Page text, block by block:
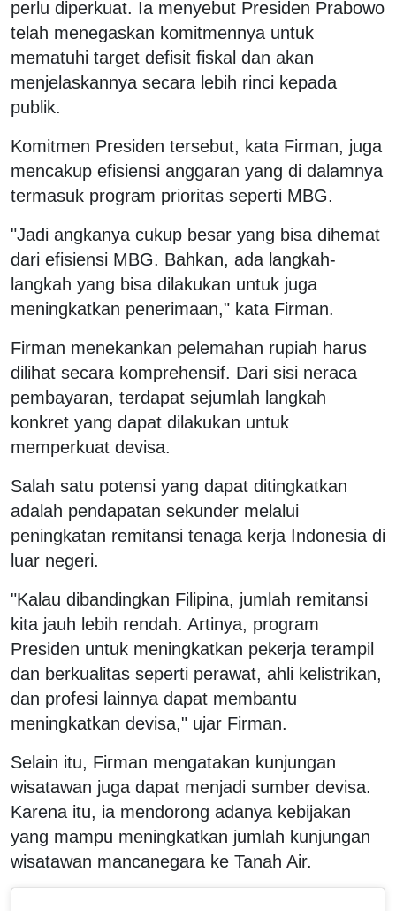
perlu diperkuat. Ia menyebut Presiden Prabowo
telah menegaskan komitmennya untuk
mematuhi target defisit fiskal dan akan
menjelaskannya secara lebih rinci kepada
publik.
Komitmen Presiden tersebut, kata Firman, juga
mencakup efisiensi anggaran yang di dalamnya
termasuk program prioritas seperti MBG.
"Jadi angkanya cukup besar yang bisa dihemat
dari efisiensi MBG. Bahkan, ada langkah-
langkah yang bisa dilakukan untuk juga
meningkatkan penerimaan," kata Firman.
Firman menekankan pelemahan rupiah harus
dilihat secara komprehensif. Dari sisi neraca
pembayaran, terdapat sejumlah langkah
konkret yang dapat dilakukan untuk
memperkuat devisa.
Salah satu potensi yang dapat ditingkatkan
adalah pendapatan sekunder melalui
peningkatan remitansi tenaga kerja Indonesia di
luar negeri.
"Kalau dibandingkan Filipina, jumlah remitansi
kita jauh lebih rendah. Artinya, program
Presiden untuk meningkatkan pekerja terampil
dan berkualitas seperti perawat, ahli kelistrikan,
dan profesi lainnya dapat membantu
meningkatkan devisa," ujar Firman.
Selain itu, Firman mengatakan kunjungan
wisatawan juga dapat menjadi sumber devisa.
Karena itu, ia mendorong adanya kebijakan
yang mampu meningkatkan jumlah kunjungan
wisatawan mancanegara ke Tanah Air.